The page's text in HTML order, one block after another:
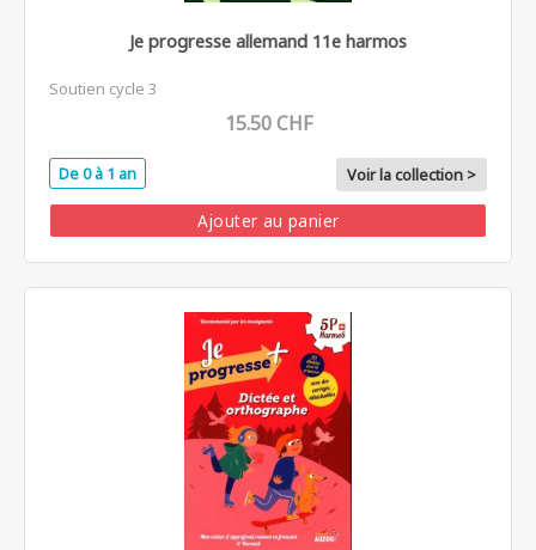
Je progresse allemand 11e harmos
Soutien cycle 3
15.50 CHF
De 0 à 1 an Voir la collection >
Ajouter au panier